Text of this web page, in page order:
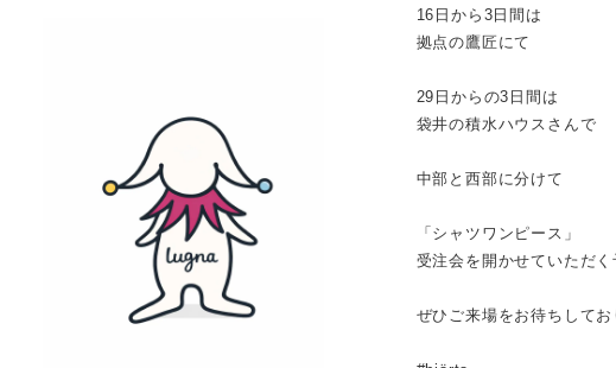
16日から3日間は
拠点の鷹匠にて
29日からの3日間は
袋井の積水ハウスさんで
中部と西部に分けて
「シャツワンピース」
受注会を開かせていただく
ぜひご来場をお待ちしてお